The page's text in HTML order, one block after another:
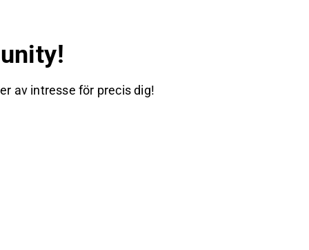
av intresse för precis dig!